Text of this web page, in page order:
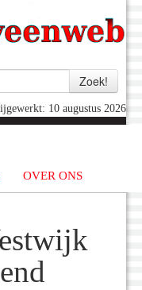
10 augustus 2026
OVER ONS